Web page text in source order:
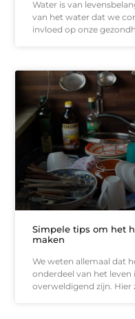
Water is van
van het water dat we
invloed op onze
Simpele tips om het
maken
We weten allemaal dat
onderdeel van het leven
overweldigend zijn. Hier